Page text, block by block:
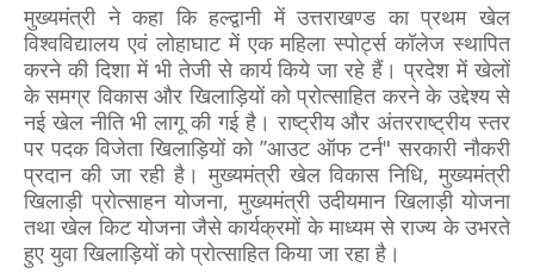
मुख्यमंत्री ने कहा कि हल्द्वानी में उत्तराखण्ड का प्रथम खेल
विश्वविद्यालय एवं लोहाघाट में एक महिला स्पोर्ट्स कॉलेज स्थापित
करने की दिशा में भी तेजी से कार्य किये जा रहे हैं। प्रदेश में खेलों
के समग्र विकास और खिलाड़ियों को प्रोत्साहित करने के उद्देश्य से
नई खेल नीति भी लागू की गई है। राष्ट्रीय और अंतरराष्ट्रीय स्तर
पर पदक विजेता खिलाड़ियों को ’’आउट ऑफ टर्न" सरकारी नौकरी
प्रदान की जा रही है। मुख्यमंत्री खेल विकास निधि, मुख्यमंत्री
खिलाड़ी प्रोत्साहन योजना, मुख्यमंत्री उदीयमान खिलाड़ी योजना
तथा खेल किट योजना जैसे कार्यक्रमों के माध्यम से राज्य के उभरते
हुए युवा खिलाड़ियों को प्रोत्साहित किया जा रहा है।